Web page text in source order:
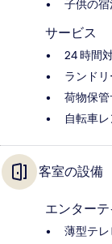
子供の
サービス
24 時間
ランド
荷物保管
自転車
客室の設備
エンター
薄型テレ